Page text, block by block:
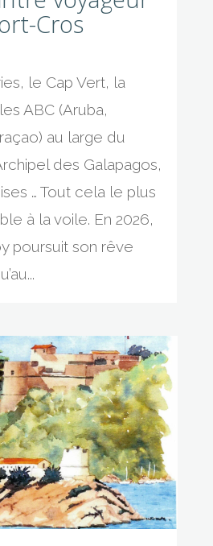
Cros
le Cap Vert, la
ABC (Aruba,
au large du
des Galapagos,
… Tout cela le plus
à la voile. En 2026,
poursuit son rêve